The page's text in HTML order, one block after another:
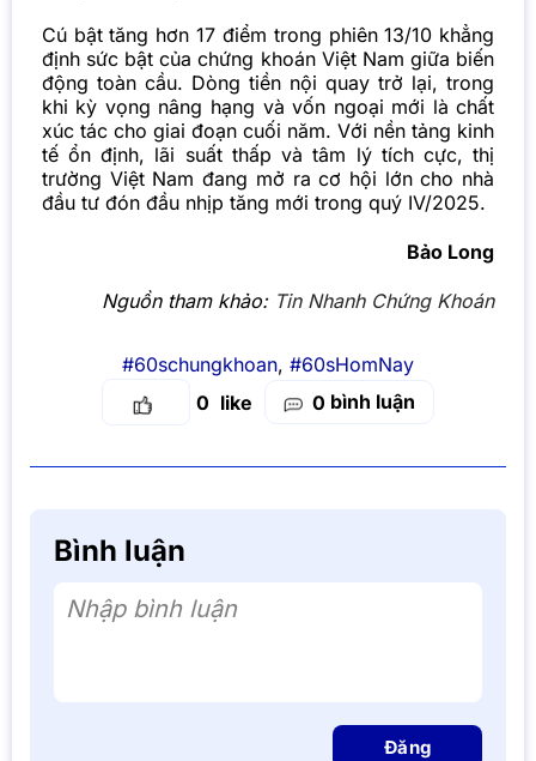
Cú bật tăng hơn 17 điểm trong phiên 13/10 khẳng
định sức bật của chứng khoán Việt Nam giữa biến
động toàn cầu. Dòng tiền nội quay trở lại, trong
khi kỳ vọng nâng hạng và vốn ngoại mới là chất
xúc tác cho giai đoạn cuối năm. Với nền tảng kinh
tế ổn định, lãi suất thấp và tâm lý tích cực, thị
trường Việt Nam đang mở ra cơ hội lớn cho nhà
đầu tư đón đầu nhịp tăng mới trong quý IV/2025.
Bảo Long
Nguồn tham khảo: Tin Nhanh Chứng Khoán
#60schungkhoan, #60sHomNay
0
0 bình luận
Bình luận
Nhập bình luận
Đăng